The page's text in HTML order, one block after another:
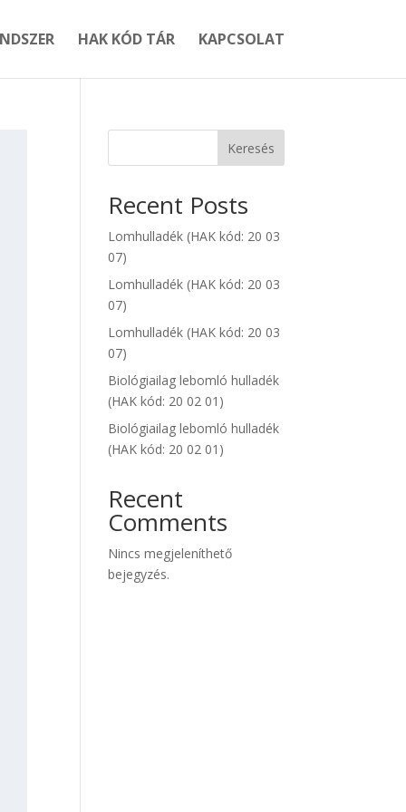
HAK KÓD TÁR KAPCSOLAT
Keresés
Recent Posts
Lomhulladék (HAK kód: 20 03
07)
Lomhulladék (HAK kód: 20 03
07)
Lomhulladék (HAK kód: 20 03
07)
Biológiailag lebomló hulladék
(HAK kód: 20 02 01)
Biológiailag lebomló hulladék
(HAK kód: 20 02 01)
Recent
Comments
Nincs megjeleníthető
bejegyzés.